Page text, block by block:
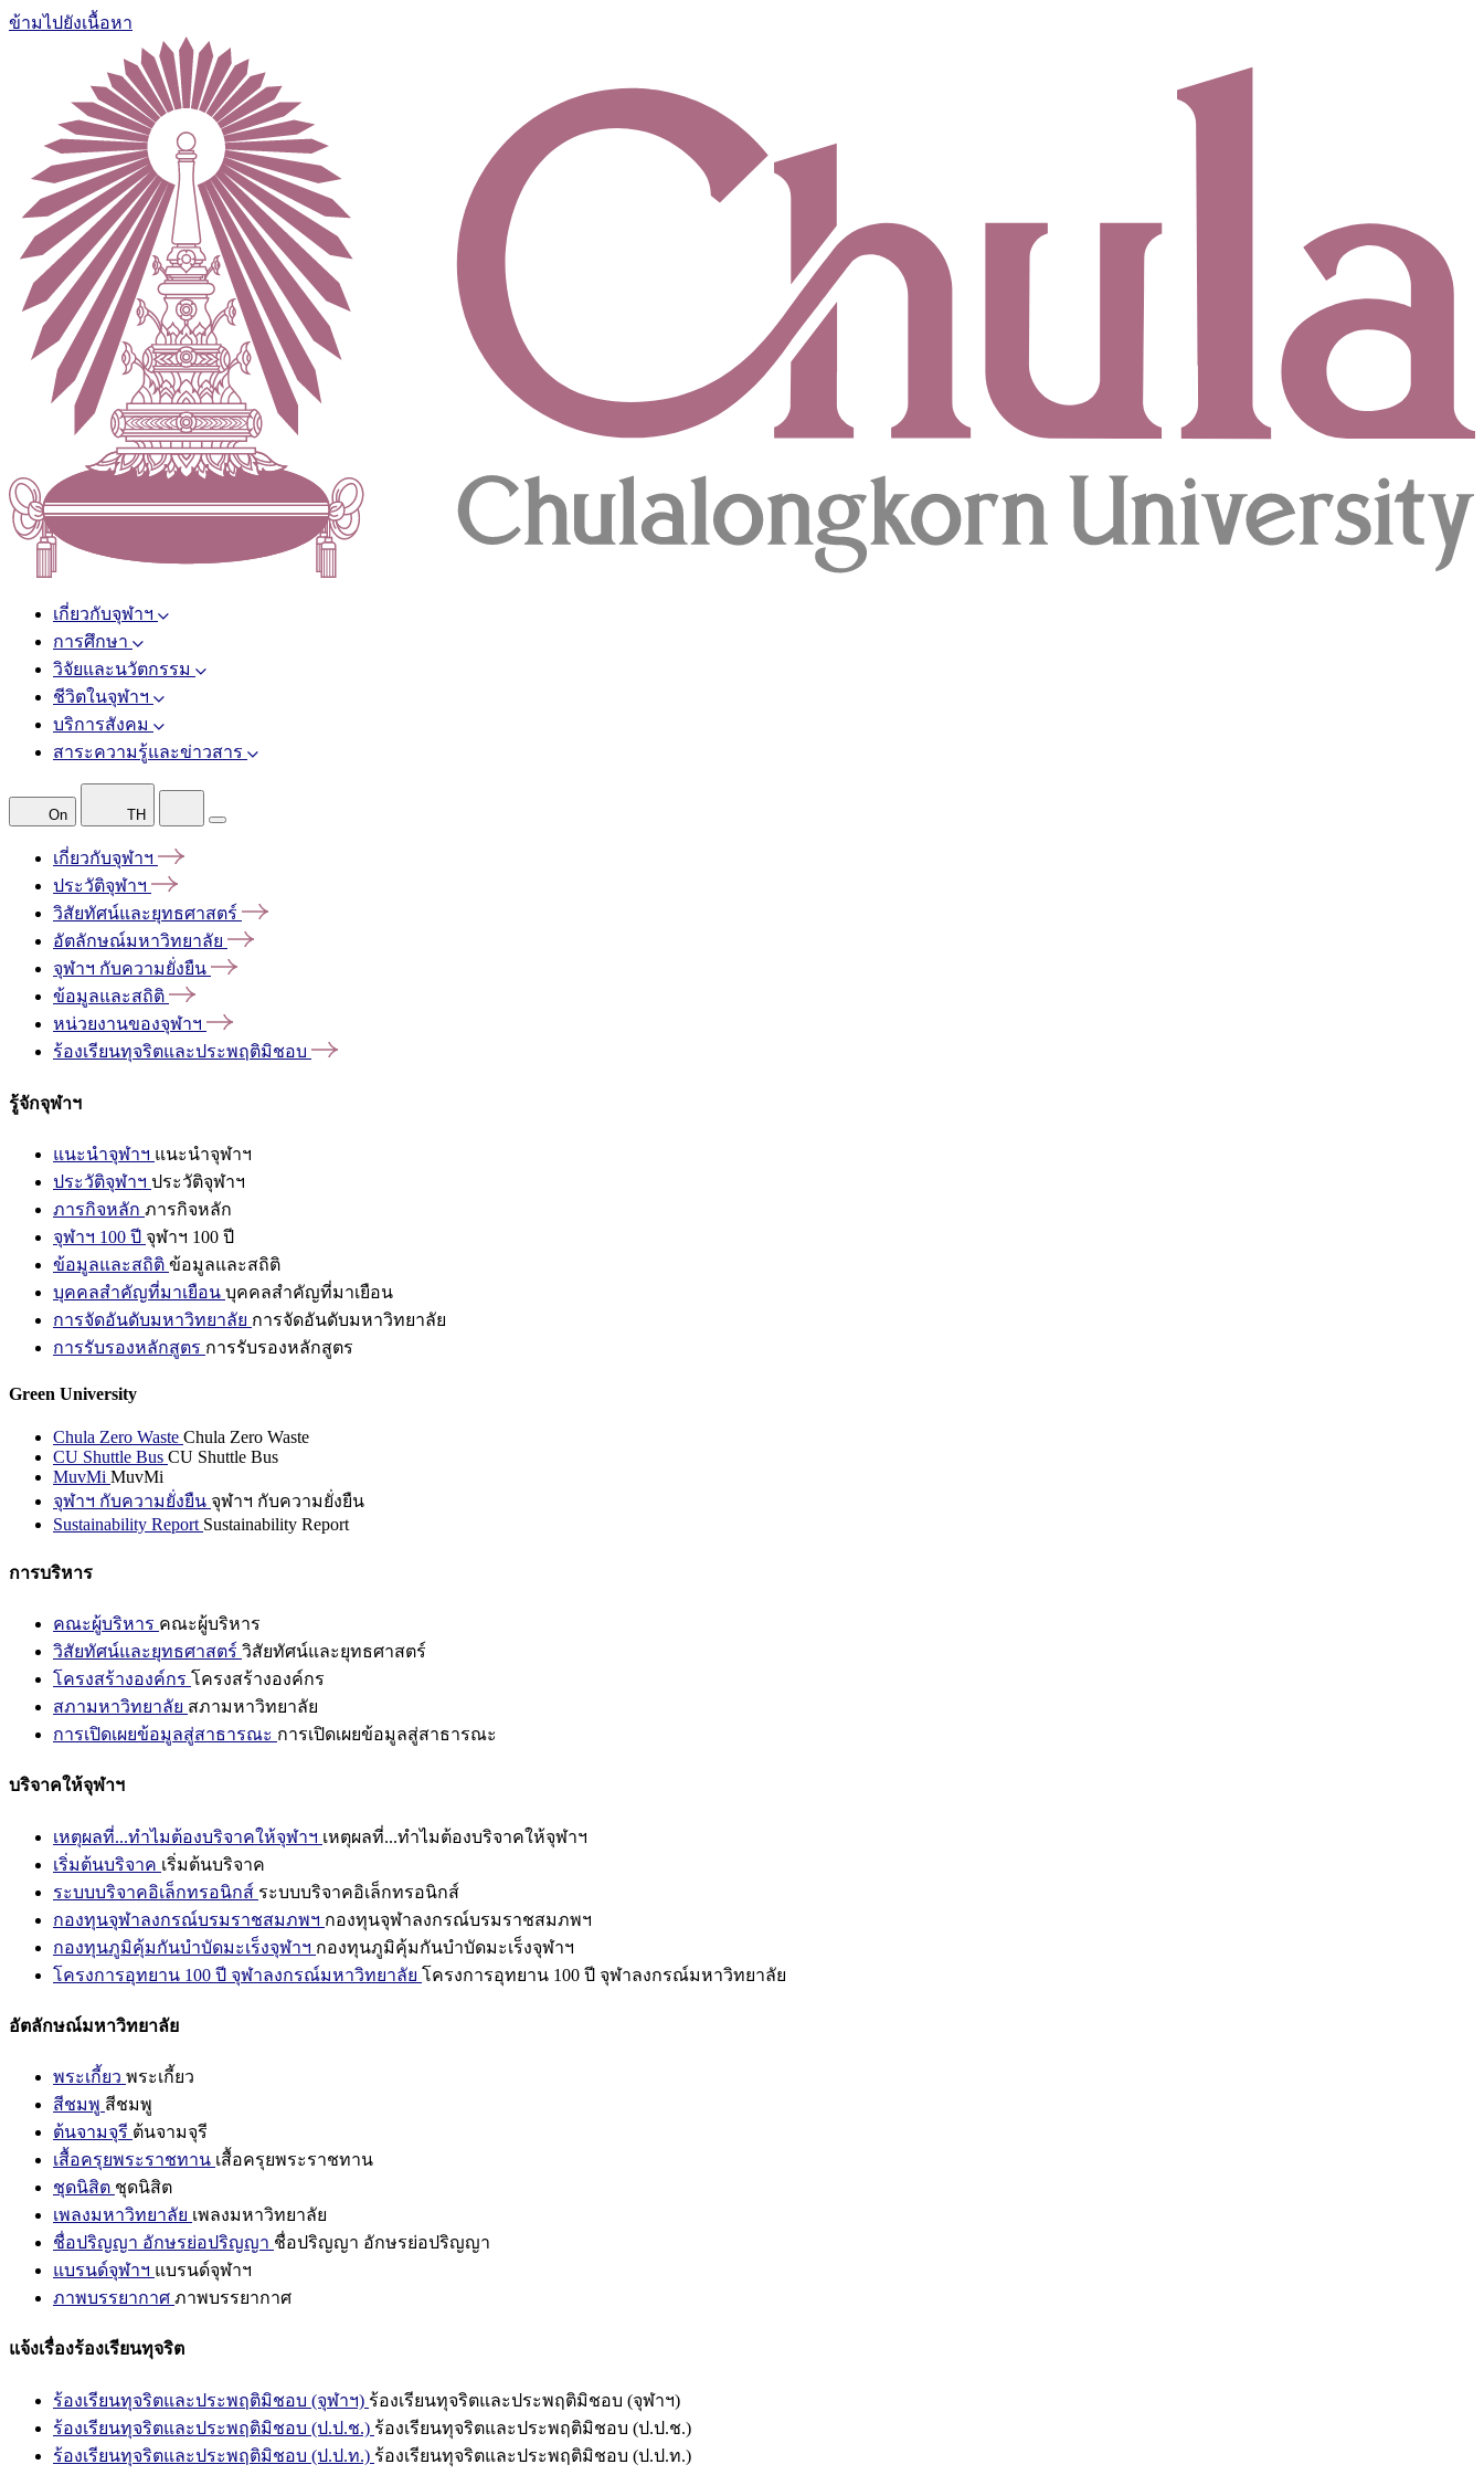
ข้ามไปยังเนื้อหา
เกี่ยวกับจุฬาฯ
การศึกษา
วิจัยและนวัตกรรม
ชีวิตในจุฬาฯ
บริการสังคม
สาระความรู้และข่าวสาร
On TH
เกี่ยวกับจุฬาฯ
ประวัติจุฬาฯ
วิสัยทัศน์และยุทธศาสตร์
อัตลักษณ์มหาวิทยาลัย
จุฬาฯ กับความยั่งยืน
ข้อมูลและสถิติ
หน่วยงานของจุฬาฯ
ร้องเรียนทุจริตและประพฤติมิชอบ
รู้จักจุฬาฯ
แนะนำจุฬาฯ แนะนำจุฬาฯ
ประวัติจุฬาฯ ประวัติจุฬาฯ
ภารกิจหลัก ภารกิจหลัก
จุฬาฯ 100 ปี จุฬาฯ 100 ปี
ข้อมูลและสถิติ ข้อมูลและสถิติ
บุคคลสำคัญที่มาเยือน บุคคลสำคัญที่มาเยือน
การจัดอันดับมหาวิทยาลัย การจัดอันดับมหาวิทยาลัย
การรับรองหลักสูตร การรับรองหลักสูตร
Green University
Chula Zero Waste Chula Zero Waste
CU Shuttle Bus CU Shuttle Bus
MuvMi MuvMi
จุฬาฯ กับความยั่งยืน จุฬาฯ กับความยั่งยืน
Sustainability Report Sustainability Report
การบริหาร
คณะผู้บริหาร คณะผู้บริหาร
วิสัยทัศน์และยุทธศาสตร์ วิสัยทัศน์และยุทธศาสตร์
โครงสร้างองค์กร โครงสร้างองค์กร
สภามหาวิทยาลัย สภามหาวิทยาลัย
การเปิดเผยข้อมูลสู่สาธารณะ การเปิดเผยข้อมูลสู่สาธารณะ
บริจาคให้จุฬาฯ
เหตุผลที่...ทำไมต้องบริจาคให้จุฬาฯ เหตุผลที่...ทำไมต้องบริจาคให้จุฬาฯ
เริ่มต้นบริจาค เริ่มต้นบริจาค
ระบบบริจาคอิเล็กทรอนิกส์ ระบบบริจาคอิเล็กทรอนิกส์
กองทุนจุฬาลงกรณ์บรมราชสมภพฯ กองทุนจุฬาลงกรณ์บรมราชสมภพฯ
กองทุนภูมิคุ้มกันบำบัดมะเร็งจุฬาฯ กองทุนภูมิคุ้มกันบำบัดมะเร็งจุฬาฯ
โครงการอุทยาน 100 ปี จุฬาลงกรณ์มหาวิทยาลัย โครงการอุทยาน 100 ปี จุฬาลงกรณ์มหาวิทยาลัย
อัตลักษณ์มหาวิทยาลัย
พระเกี้ยว พระเกี้ยว
สีชมพู สีชมพู
ต้นจามจุรี ต้นจามจุรี
เสื้อครุยพระราชทาน เสื้อครุยพระราชทาน
ชุดนิสิต ชุดนิสิต
เพลงมหาวิทยาลัย เพลงมหาวิทยาลัย
ชื่อปริญญา อักษรย่อปริญญา ชื่อปริญญา อักษรย่อปริญญา
แบรนด์จุฬาฯ แบรนด์จุฬาฯ
ภาพบรรยากาศ ภาพบรรยากาศ
แจ้งเรื่องร้องเรียนทุจริต
ร้องเรียนทุจริตและประพฤติมิชอบ (จุฬาฯ) ร้องเรียนทุจริตและประพฤติมิชอบ (จุฬาฯ)
ร้องเรียนทุจริตและประพฤติมิชอบ (ป.ป.ช.) ร้องเรียนทุจริตและประพฤติมิชอบ (ป.ป.ช.)
ร้องเรียนทุจริตและประพฤติมิชอบ (ป.ป.ท.) ร้องเรียนทุจริตและประพฤติมิชอบ (ป.ป.ท.)